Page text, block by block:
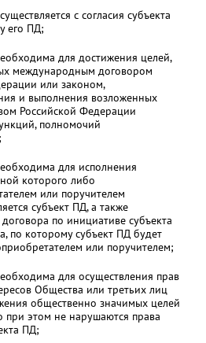
с согласия субъекта
его ПД;
для достижения целей,
международным договором
или законом,
и выполнения возложенных
Российской Федерации
полномочий
для исполнения
которого либо
или поручителем
субъект ПД, а также
по инициативе субъекта
по которому субъект ПД будет
или поручителем;
для осуществления прав
Общества или третьих лиц
общественно значимых целей
при этом не нарушаются права
ПД;